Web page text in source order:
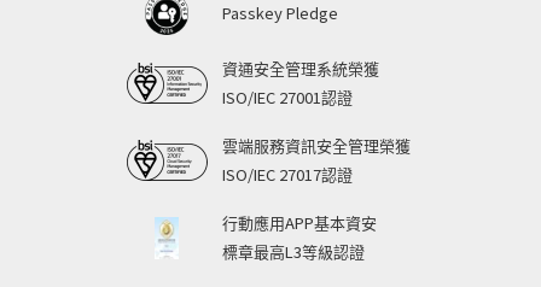
Passkey Pledge
資通安全管理系統榮獲
ISO/IEC 27001認證
雲端服務資訊安全管理榮獲
ISO/IEC 27017認證
行動應用APP基本資安
標章最高L3等級認證